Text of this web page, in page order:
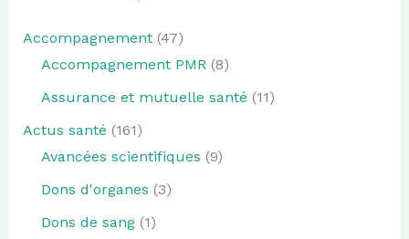
Accompagnement(47)
Accompagnement PMR (8)
Assurance et mutuelle santé (11)
Actus santé (161)
Avancées scientifiques (9)
Dons d'organes (3)
Dons de sang(1)